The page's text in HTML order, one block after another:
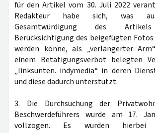
für den Artikel vom 30. Juli 2022
Redakteur habe sich, was
Gesamtwürdigung des
Berücksichtigung des beigefügten
werden könne, als „verlängerter
einem Betätigungsverbot belegten
„linksunten. indymedia“ in deren
und diese dadurch unterstützt.
3. Die Durchsuchung der
Beschwerdeführers wurde am 17.
vollzogen. Es wurden hierbei